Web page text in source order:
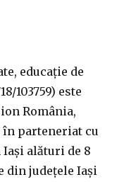
educație de
103759) este
România,
parteneriat cu
alături de 8
din județele Iași